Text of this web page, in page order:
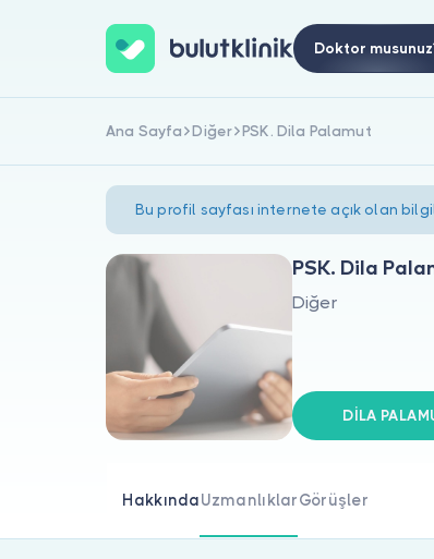
Doktor
Ana Sayfa Diğer PSK. Dila Palamut
Bu profil sayfası internete açık olan
PSK. Dila
Diğer
DİLA
HakkındaUzmanlıklarGörüşler